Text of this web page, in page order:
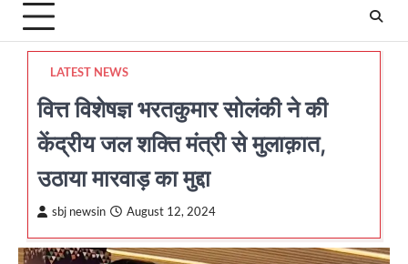
LATEST NEWS
वित्त विशेषज्ञ भरतकुमार सोलंकी ने की
केंद्रीय जल शक्ति मंत्री से मुलाक़ात,
उठाया मारवाड़ का मुद्दा
sbj newsin August 12, 2024